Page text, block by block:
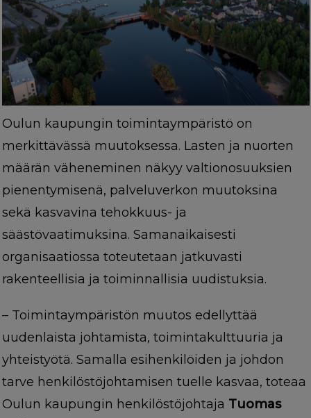
Oulun kaupungin toimintaympäristö on
merkittävässä muutoksessa. Lasten ja nuorten
määrän väheneminen näkyy valtionosuuksien
pienentymisenä, palveluverkon muutoksina
sekä kasvavina tehokkuus- ja
säästövaatimuksina. Samanaikaisesti
organisaatiossa toteutetaan jatkuvasti
rakenteellisia ja toiminnallisia uudistuksia.
– Toimintaympäristön muutos edellyttää
uudenlaista johtamista, toimintakulttuuria ja
yhteistyötä. Samalla esihenkilöiden ja johdon
tarve henkilöstöjohtamisen tuelle kasvaa, toteaa
Oulun kaupungin henkilöstöjohtaja Tuomas